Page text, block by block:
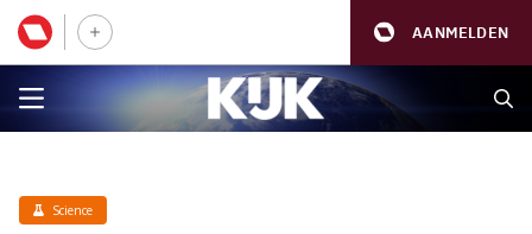
AANMELDEN
Science